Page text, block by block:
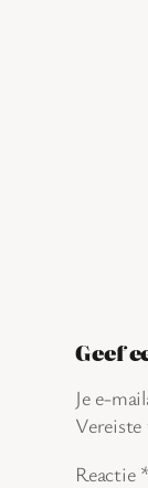
Geef
Je e-
Reactie *